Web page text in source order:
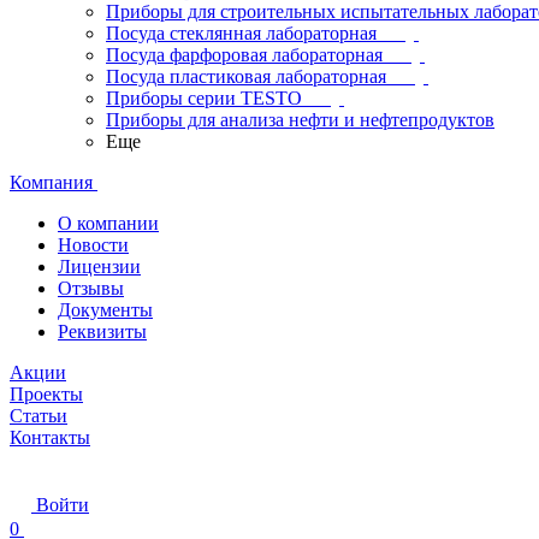
Приборы для строительных испытательных
Посуда стеклянная лабораторная
Посуда фарфоровая лабораторная
Посуда пластиковая лабораторная
Приборы серии TESTO
Приборы для анализа нефти и нефтепродуктов
Еще
Компания
О компании
Новости
Лицензии
Отзывы
Документы
Реквизиты
Акции
Проекты
Статьи
Контакты
Войти
0